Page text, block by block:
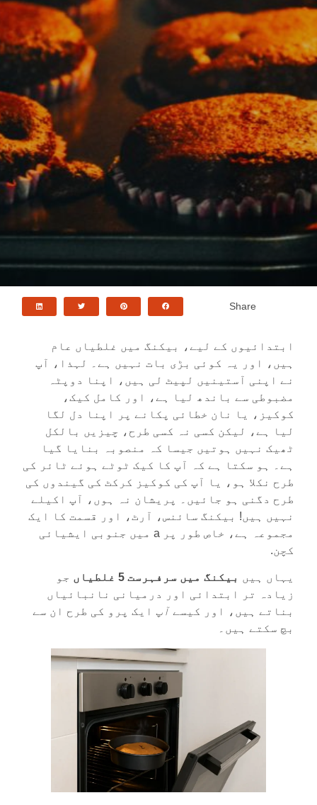
Share
ابتدائیوں کے لیے، بیکنگ میں غلطیاں عام
ہیں، اور یہ کوئی بڑی بات نہیں ہے۔ لہذا، آپ
نے اپنی آستینیں لپیٹ لی ہیں، اپنا دوپٹہ
مضبوطی سے باندھ لیا ہے، اور کامل کیک،
کوکیز، یا نان خطائی پکانے پر اپنا دل لگا
لیا ہے، لیکن کسی نہ کسی طرح، چیزیں بالکل
ٹھیک نہیں ہوتیں جیسا کہ منصوبہ بنایا گیا
ہے۔ ہو سکتا ہے کہ آپ کا کیک ٹوٹے ہوئے ٹائر کی
طرح نکلا ہو، یا آپ کی کوکیز کرکٹ کی گیندوں کی
طرح دگنی ہو جائیں۔ پریشان نہ ہوں، آپ اکیلے
نہیں ہیں! بیکنگ سائنس، آرٹ، اور قسمت کا ایک
مجموعہ ہے، خاص طور پر a میں
جنوبی ایشیائی
کچن.
یہاں ہیں بیکنگ میں سرفہرست 5 غلطیاں
جو
زیادہ تر ابتدائی اور درمیانی نانبائیاں
بناتے ہیں، اور کیسے آپ ایک پرو کی طرح ان سے
بچ سکتے ہیں۔